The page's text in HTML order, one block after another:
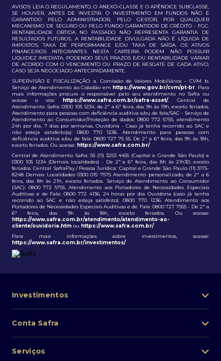
AVISOS: LEIA O REGULAMENTO, O ANEXO-CLASSE E O APÊNDICE SUBCLASSE,
SE HOUVER, ANTES DE INVESTIR. O INVESTIMENTO EM FUNDOS NÃO É
GARANTIDO PELO ADMINISTRADOR, PELO GESTOR, POR QUALQUER
MECANISMO DE SEGURO OU PELO FUNDO GARANTIDOR DE CRÉDITO - FGC.
RENTABILIDADE OBTIDA NO PASSADO NÃO REPRESENTA GARANTIA DE
RESULTADOS FUTUROS. A RENTABILIDADE DIVULGADA NÃO É LÍQUIDA DE
IMPOSTOS, TAXA DE PERFORMANCE E/OU TAXA DE SAÍDA. OS ATIVOS
FINANCEIROS INTEGRANTES NESTA CARTEIRA PODEM NÃO POSSUIR
LIQUIDEZ IMEDIATA, PODENDO SEUS PRAZOS E/OU RENTABILIDADE VARIAR
DE ACORDO COM O VENCIMENTO OU PRAZO DE RESGATE DE CADA ATIVO,
CASO SEJA NEGOCIADO ANTECIPADAMENTE.
SUPERVISÃO E FISCALIZAÇÃO: a. Comissão de Valores Mobiliários – CVM. b.
Serviço de Atendimento ao Cidadão em https://www.gov.br/cvm/pt-br. Para
mais informações procure o responsável pelo seu atendimento no Safra ou
acesse o site: https://www.safra.com.br/safra-asset/. Central de
Atendimento Safra: 0300 105 1234, de 2ª a 6ª feira, das 9h às 19h, exceto feriados.
Atendimento para pessoas com deficiência auditiva e/ou de fala/SAC - Serviço de
Atendimento ao Consumidor/Proteção de dados: 0800 772 5755, atendimento
24h por dia, 7 dias por semanas. Ouvidoria - Caso já tenha recorrido ao SAC e
não esteja satisfeito(a): 0800 770 1236. Atendimento para pessoas com
deficiência auditiva e/ou de fala: 0800 727 75 55. De 2ª a 6ª feira, das 9h às 18h,
exceto feriados. Ou acesse: https://www.safra.com.br/
Central de Atendimento Safra: 55 (11) 3253 4455 (Capital e Grande São Paulo) e
0300 105 1234 (Demais localidades) - De 2ª a 6ª feira, das 8h às 21h30, exceto
feriados. Central SafraPay / Pessoa Jurídica: Capital e Grande São Paulo (11) 3175-
8248 Demais Localidades 0300 015 7575 Atendimento personalizado, de 2ª a 6
feira, das 8h às 21h, exceto feriados. Serviço de Atendimento ao Consumidor
(SAC): 0800 772 5755. Atendimento aos Portadores de Necessidades Especiais
Auditivas e de Fala: 0800 772 4136. 24 horas por dia Ouvidoria (caso já tenha
recorrido ao SAC e não esteja satisfeito): 0800 770 1236. Atendimento aos
Portadores de Necessidades Especiais Auditivas e de Fala: 0800 727 7555 - De 2ª a
6ª feira, das 9h às 18h, exceto feriados. Ou acesse:
https://www.safra.com.br/atendimento/atendimento-ao-
cliente/ouvidoria.htm ou https://www.safra.com.br/
Para mais informações sobre investimentos, acesse:
https://www.safra.com.br/investimentos/
Investimentos
Lista de fundos de investimento
Conta Safra
Pessoa Física
Serviços